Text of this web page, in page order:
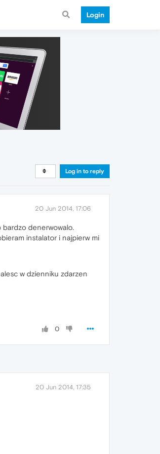
Login
Log in to reply
20 Jun 2014, 17:06
bardzo denerwowalo.
instalator i najpierw mi
w dzienniku zdarzen
0
20 Jun 2014, 17:35